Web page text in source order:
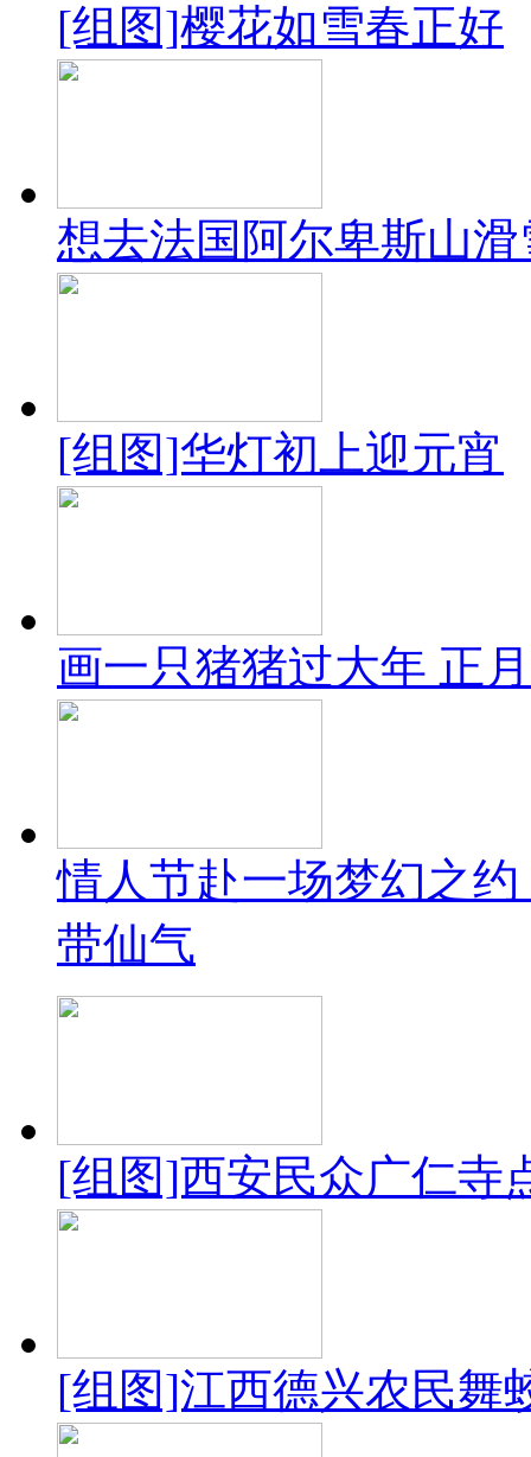
[组图]樱花如雪春正好
想去法国阿尔卑斯山
[组图]华灯初上迎元宵
画一只猪猪过大年 正
情人节赴一场梦幻之
带仙气
[组图]西安民众广仁寺
[组图]江西德兴农民舞